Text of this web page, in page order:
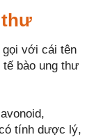
với cái tên
bào ung thư
tính dược lý,